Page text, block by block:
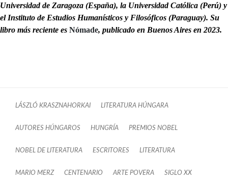
Universidad de Zaragoza (España), la Universidad Católica (Perú) y
el Instituto de Estudios Humanísticos y Filosóficos (Paraguay). Su
libro más reciente es Nómade, publicado en Buenos Aires en 2023.
LÁSZLÓ KRASZNAHORKAI LITERATURA HÚNGARA
AUTORES HÚNGAROS HUNGRÍA PREMIOS NOBEL
NOBEL DE LITERATURA ESCRITORES LITERATURA
MARIO MERZ CENTENARIO ARTE POVERA SIGLO XX